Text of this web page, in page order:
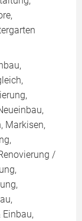
Markisen,
/
Einbau,